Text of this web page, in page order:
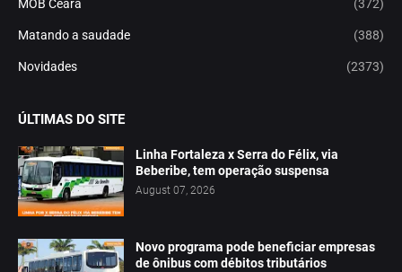
MOB Ceará (372)
Matando a saudade (388)
Novidades (2373)
ÚLTIMAS DO SITE
Linha Fortaleza x Serra do Félix, via
Beberibe, tem operação suspensa
August 07, 2026
Novo programa pode beneficiar empresas
de ônibus com débitos tributários